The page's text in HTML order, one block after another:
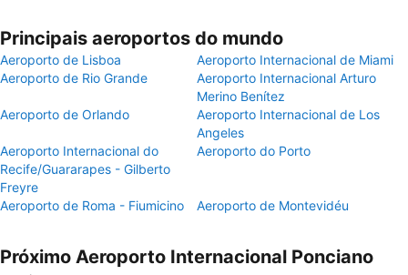
Principais aeroportos do mundo
Aeroporto de Lisboa
Aeroporto Internacional de Miami
Aeroporto de Rio Grande
Aeroporto Internacional Arturo
Merino Benítez
Aeroporto de Orlando
Aeroporto Internacional de Los
Angeles
Aeroporto Internacional do
Recife/Guararapes - Gilberto
Freyre
Aeroporto do Porto
Aeroporto de Roma - Fiumicino Aeroporto de Montevidéu
Próximo Aeroporto Internacional Ponciano